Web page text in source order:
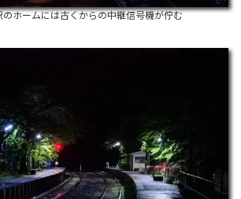
のホームには古くからの中継信号機が佇む